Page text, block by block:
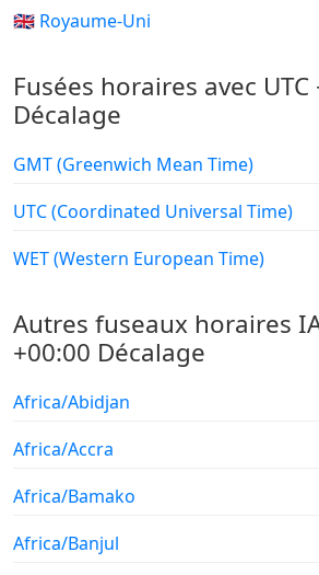
🇬🇧 Royaume-Uni
Fusées horaires avec UTC
Décalage
GMT (Greenwich Mean Time)
UTC (Coordinated Universal Time)
WET (Western European Time)
Autres fuseaux horaires
+00:00 Décalage
Africa/Abidjan
Africa/Accra
Africa/Bamako
Africa/Banjul